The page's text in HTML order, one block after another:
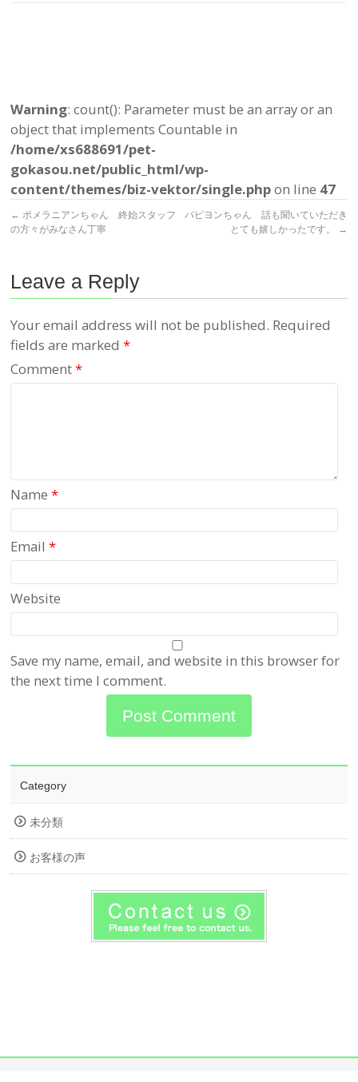
Warning: count(): Parameter must be an array or an
object that implements Countable in
/home/xs688691/pet-
gokasou.net/public_html/wp-
content/themes/biz-vektor/single.phpon line 47
← ポメラニアンちゃん 終始スタッフ
の方々がみなさん丁寧
パピヨンちゃん 話も聞いていただき
とても嬉しかったです。
→
Leave a Reply
Your email address will not be published. Required
fields are marked*
Comment*
Name*
Email*
Website
Save my name, email, and website in this browser for
the next time I comment.
Category
未分類
お客様の声